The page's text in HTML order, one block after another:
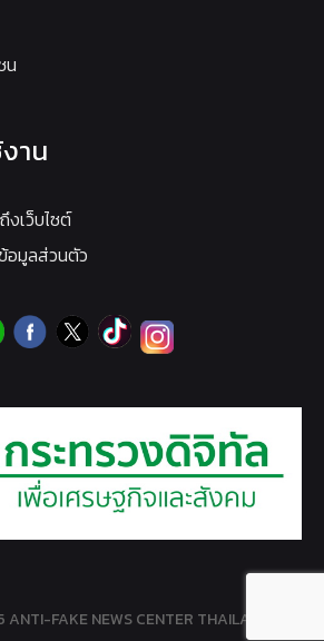
น
าน
งเว็บไซต์
อมูลส่วนตัว
FAKE NEWS CENTER THAILAND